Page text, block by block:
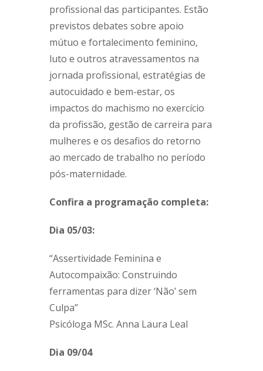
profissional das participantes. Estão
previstos debates sobre apoio
mútuo e fortalecimento feminino,
luto e outros atravessamentos na
jornada profissional, estratégias de
autocuidado e bem-estar, os
impactos do machismo no exercício
da profissão, gestão de carreira para
mulheres e os desafios do retorno
ao mercado de trabalho no período
pós-maternidade.
Confira a programação completa:
Dia 05/03:
“Assertividade Feminina e
Autocompaixão: Construindo
ferramentas para dizer ‘Não’ sem
Culpa”
Psicóloga MSc. Anna Laura Leal
Dia 09/04